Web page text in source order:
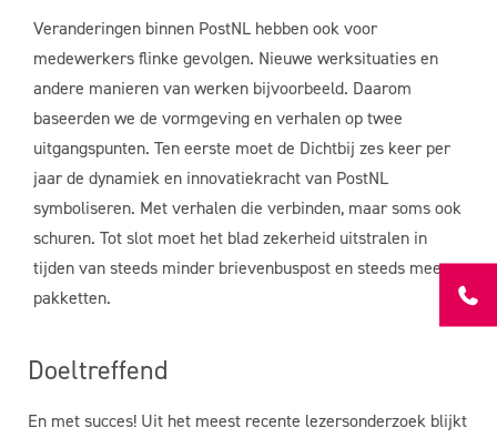
Veranderingen binnen PostNL hebben ook voor
medewerkers flinke gevolgen. Nieuwe werksituaties en
andere manieren van werken bijvoorbeeld. Daarom
baseerden we de vormgeving en verhalen op twee
uitgangspunten. Ten eerste moet de Dichtbij zes keer per
jaar de dynamiek en innovatiekracht van PostNL
symboliseren. Met verhalen die verbinden, maar soms ook
schuren. Tot slot moet het blad zekerheid uitstralen in
tijden van steeds minder brievenbuspost en steeds meer
pakketten.
Doeltreffend
En met succes! Uit het meest recente lezersonderzoek blijkt